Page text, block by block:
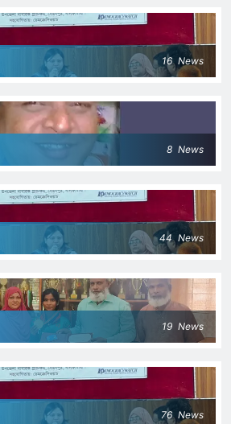
16 News
8 News
44 News
19 News
76 News